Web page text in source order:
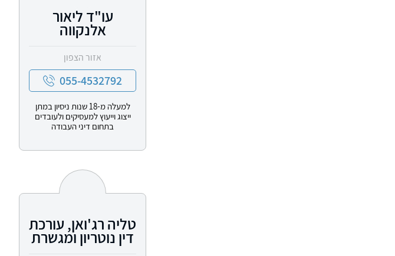
עו"ד ליאור
אלנקווה
אזור הצפון
055-4532792
למעלה מ-18 שנות ניסיון במתן
ייצוג וייעוץ למעסיקים ולעובדים
בתחום דיני העבודה
טליה רג'ואן, עורכת
דין נוטריון ומגשרת